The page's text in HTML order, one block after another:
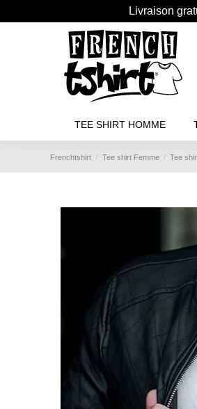
Livraison
TEE SHIRT HOMME
Frenchtshirt Tee shirt Femme Tee